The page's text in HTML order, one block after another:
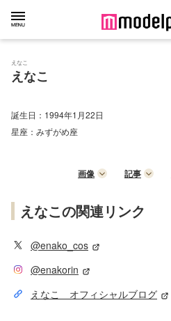
えなこ
えなこ
誕生日： 1994年1月22日
星座： みずがめ座
画像 記事
えなこの関連リンク
@enako_cos
@enakorin
えなこ オフィシャルブログ